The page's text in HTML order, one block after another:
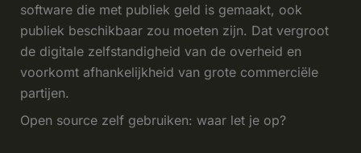
software die met publiek geld is gemaakt, ook
publiek beschikbaar zou moeten zijn. Dat vergroot
de digitale zelfstandigheid van de overheid en
voorkomt afhankelijkheid van grote commerciële
partijen.
Open source zelf gebruiken: waar let je op?